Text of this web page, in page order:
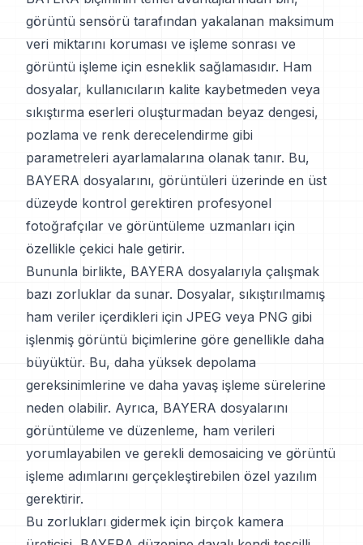
görüntü sensörü tarafından yakalanan maksimum
veri miktarını koruması ve işleme sonrası ve
görüntü işleme için esneklik sağlamasıdır. Ham
dosyalar, kullanıcıların kalite kaybetmeden veya
sıkıştırma eserleri oluşturmadan beyaz dengesi,
pozlama ve renk derecelendirme gibi
parametreleri ayarlamalarına olanak tanır. Bu,
BAYERA dosyalarını, görüntüleri üzerinde en üst
düzeyde kontrol gerektiren profesyonel
fotoğrafçılar ve görüntüleme uzmanları için
özellikle çekici hale getirir.
Bununla birlikte, BAYERA dosyalarıyla çalışmak
bazı zorluklar da sunar. Dosyalar, sıkıştırılmamış
ham veriler içerdikleri için JPEG veya PNG gibi
işlenmiş görüntü biçimlerine göre genellikle daha
büyüktür. Bu, daha yüksek depolama
gereksinimlerine ve daha yavaş işleme sürelerine
neden olabilir. Ayrıca, BAYERA dosyalarını
görüntüleme ve düzenleme, ham verileri
yorumlayabilen ve gerekli demosaicing ve görüntü
işleme adımlarını gerçekleştirebilen özel yazılım
gerektirir.
Bu zorlukları gidermek için birçok kamera